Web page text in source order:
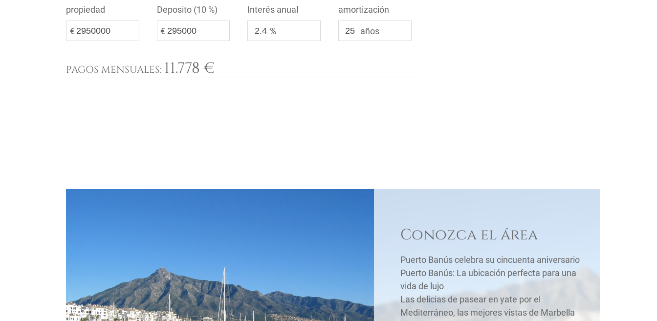
propiedad
€
Deposito (10 %)
€
Interés anual
%
amortización
años
PAGOS MENSUALES: 11.778 €
Conozca el área
Puerto Banús celebra su cincuenta aniversario
Puerto Banús: La ubicación perfecta para una
vida de lujo
Las delicias de pasear en yate por el
Mediterráneo, las mejores vistas de Marbella